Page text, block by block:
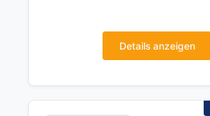
Details anzeigen